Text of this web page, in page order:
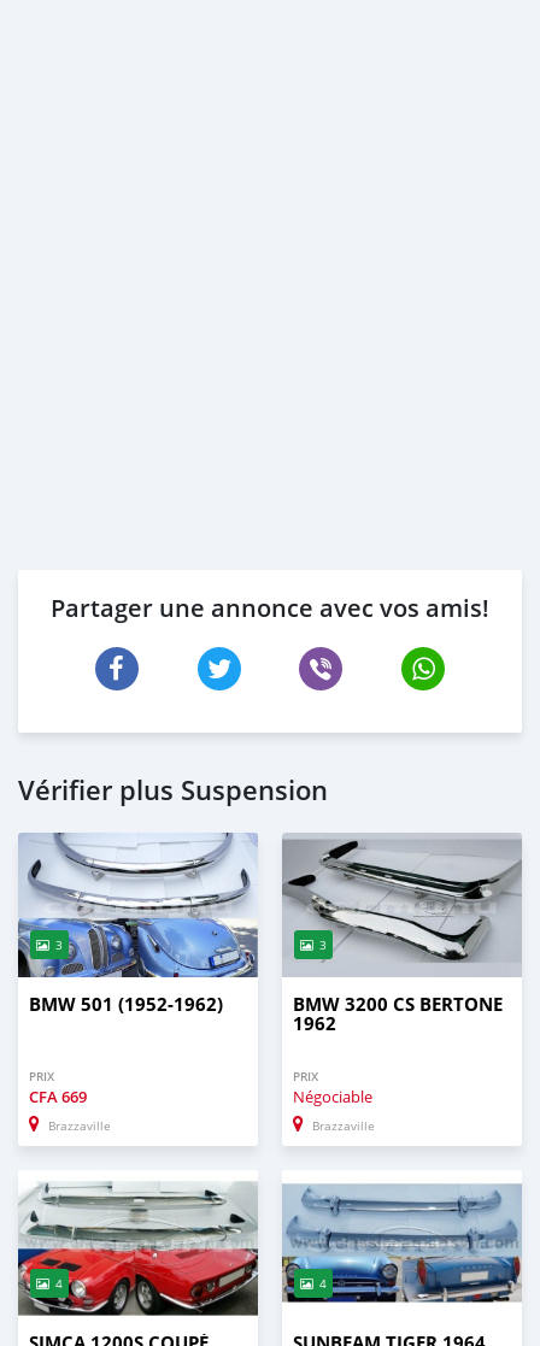
Partager une annonce avec vos amis!
Vérifier plus Suspension
3
BMW 501 (1952-1962)
PRIX
CFA669
Brazzaville
3
BMW 3200 CS BERTONE
1962
PRIX
Négociable
Brazzaville
4 4